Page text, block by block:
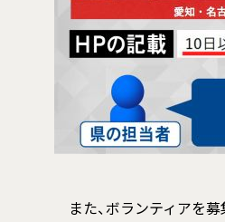
また、ボランティアを募